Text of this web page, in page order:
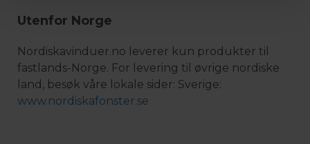
Utenfor Norge
Nordiskavinduer.no leverer kun produkter til
fastlands-Norge. For levering til øvrige nordiske
land, besøk våre lokale sider: Sverige:
www.nordiskafonster.se